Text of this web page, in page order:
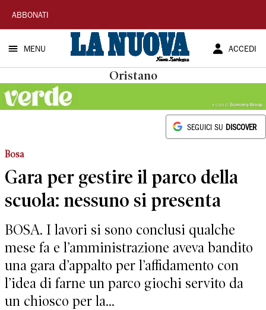
La
Nuova
Sardegna
ABBONATI
MENU ACCEDI
Oristano
SEGUICI SU DISCOVER
Bosa
Gara per gestire il parco della
scuola: nessuno si presenta
BOSA. I lavori si sono conclusi qualche
mese fa e l’amministrazione aveva bandito
una gara d’appalto per l’affidamento con
l’idea di farne un parco giochi servito da
un chiosco per la...